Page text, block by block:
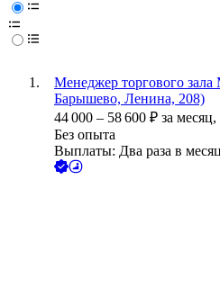
Менеджер торгового
Барышево, Ленина, 208)
44 000 – 58 600 ₽ за месяц,
Без опыта
Выплаты: Два раза в месяц